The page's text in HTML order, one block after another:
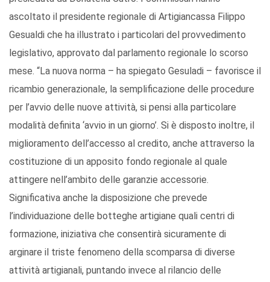
ascoltato il presidente regionale di Artigiancassa Filippo
Gesualdi che ha illustrato i particolari del provvedimento
legislativo, approvato dal parlamento regionale lo scorso
mese. “La nuova norma – ha spiegato Gesuladi – favorisce il
ricambio generazionale, la semplificazione delle procedure
per l’avvio delle nuove attività, si pensi alla particolare
modalità definita ‘avvio in un giorno’. Si è disposto inoltre, il
miglioramento dell’accesso al credito, anche attraverso la
costituzione di un apposito fondo regionale al quale
attingere nell’ambito delle garanzie accessorie.
Significativa anche la disposizione che prevede
l’individuazione delle botteghe artigiane quali centri di
formazione, iniziativa che consentirà sicuramente di
arginare il triste fenomeno della scomparsa di diverse
attività artigianali, puntando invece al rilancio delle